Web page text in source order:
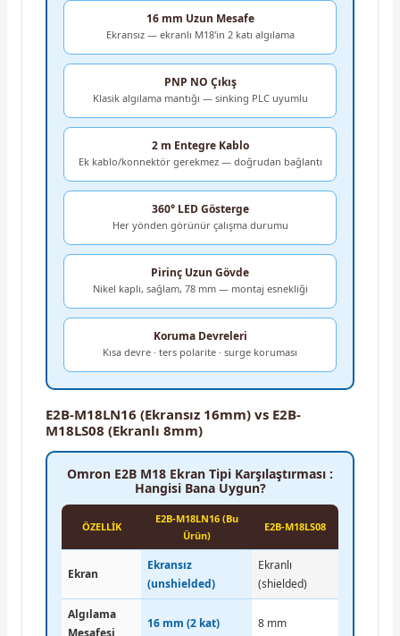
16 mm Uzun Mesafe
Ekransız — ekranlı M18'in 2 katı algılama
PNP NO Çıkış
Klasik algılama mantığı — sinking PLC uyumlu
2 m Entegre Kablo
Ek kablo/konnektör gerekmez — doğrudan bağlantı
360° LED Gösterge
Her yönden görünür çalışma durumu
Pirinç Uzun Gövde
Nikel kaplı, sağlam, 78 mm — montaj esnekliği
Koruma Devreleri
Kısa devre · ters polarite · surge koruması
E2B-M18LN16 (Ekransız 16mm) vs E2B-
M18LS08 (Ekranlı 8mm)
Omron E2B M18 Ekran Tipi Karşılaştırması :
Hangisi Bana Uygun?
ÖZELLİK
E2B-M18LN16 (Bu
Ürün)
E2B-M18LS08
Ekran
Ekransız
(unshielded)
Ekranlı
(shielded)
Algılama
16 mm (2 kat) 8 mm